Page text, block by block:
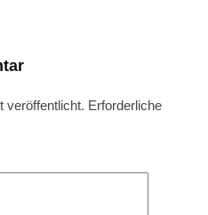
veröffentlicht. Erforderliche